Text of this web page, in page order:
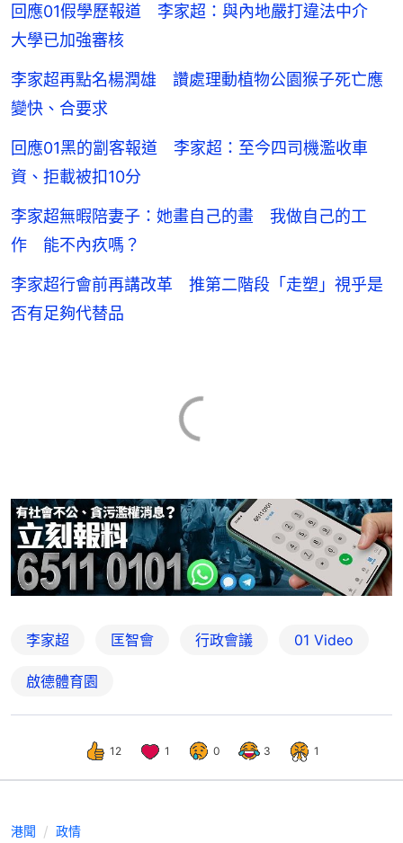
回應01假學歷報道 李家超：與內地嚴打違法中介
大學已加強審核
李家超再點名楊潤雄 讚處理動植物公園猴子死亡應
變快、合要求
回應01黑的劏客報道 李家超：至今四司機濫收車
資、拒載被扣10分
李家超無暇陪妻子：她畫自己的畫 我做自己的工
作 能不內疚嗎？
李家超行會前再講改革 推第二階段「走塑」視乎是
否有足夠代替品
李家超 匡智會 行政會議 01 Video
啟德體育園
12 1 0 3 1
港聞 政情